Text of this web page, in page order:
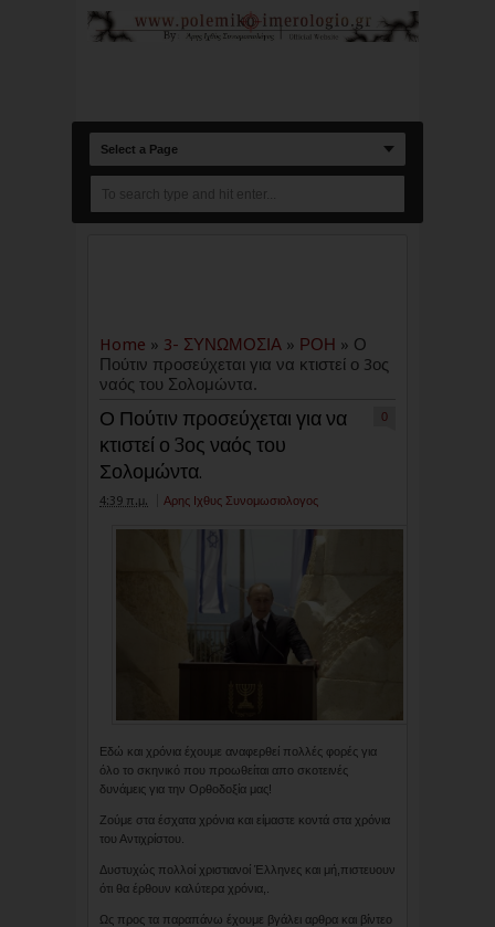
Select a Page
Home » 3- ΣΥΝΩΜΟΣΙΑ » ΡΟΗ » Ο
Πούτιν προσεύχεται για να κτιστεί ο 3ος
ναός του Σολομώντα.
Ο Πούτιν προσεύχεται για να
κτιστεί ο 3ος ναός του
Σολομώντα.
4:39 π.μ. Αρης Ιχθυς Συνομωσιολογος
0
Εδώ και χρόνια έχουμε αναφερθεί πολλές φορές για
όλο το σκηνικό που προωθείται απο σκοτεινές
δυνάμεις για την Ορθοδοξία μας!
Ζούμε στα έσχατα χρόνια και είμαστε κοντά στα χρόνια
του Αντιχρίστου.
Δυστυχώς πολλοί χριστιανοί Έλληνες και μή,πιστευουν
ότι θα έρθουν καλύτερα χρόνια,.
Ως προς τα παραπάνω έχουμε βγάλει αρθρα και βίντεο